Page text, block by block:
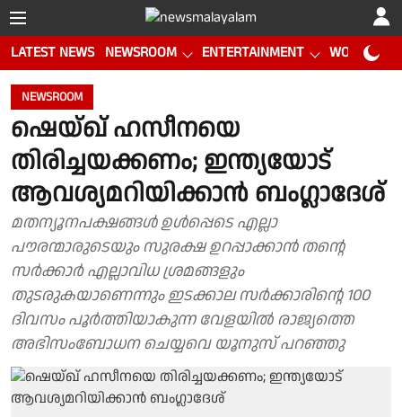
LATEST NEWS NEWSROOM ENTERTAINMENT WORLD CUP
NEWSROOM
ഷെയ്ഖ് ഹസീനയെ
തിരിച്ചയക്കണം; ഇന്ത്യയോട്
ആവശ്യമറിയിക്കാൻ ബംഗ്ലാദേശ്
മതന്യൂനപക്ഷങ്ങൾ ഉൾപ്പെടെ എല്ലാ
പൗരന്മാരുടെയും സുരക്ഷ ഉറപ്പാക്കാൻ തൻ്റെ
സർക്കാർ എല്ലാവിധ ശ്രമങ്ങളും
തുടരുകയാണെന്നും ഇടക്കാല സർക്കാരിൻ്റെ 100
ദിവസം പൂർത്തിയാകുന്ന വേളയിൽ രാജ്യത്തെ
അഭിസംബോധന ചെയ്യവെ യൂനുസ് പറഞ്ഞു